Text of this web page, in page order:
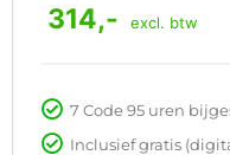
314,- excl. btw
7 Code 95 uren
Inclusief gratis